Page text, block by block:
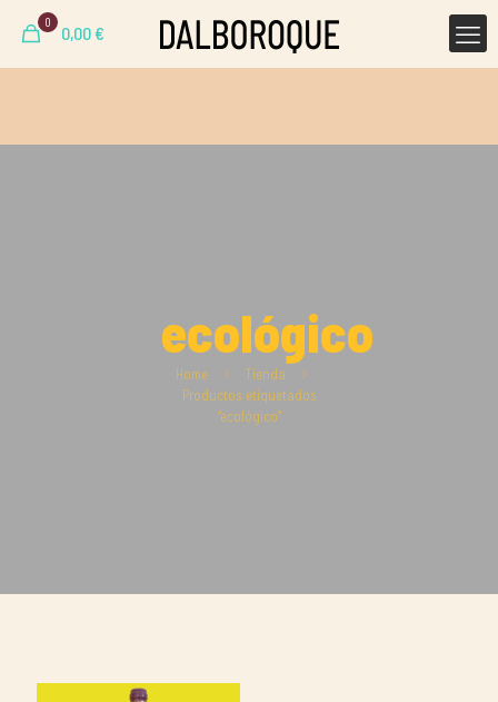
0
0,00€
ecológico
Home
Tienda
Productos etiquetados
“ecológico”